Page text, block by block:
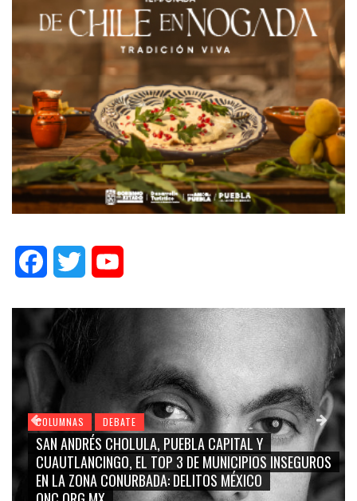
FacebookTwitter
COLUMNAS DEBATE
GRACE PALOMARES, NAY SALVATORI, SERGIO
CARMEN SALINAS “LA CORCHOLATA”,
BLANCO, SILVIA PINAL: LA TRIVIALIZACIÓN Y